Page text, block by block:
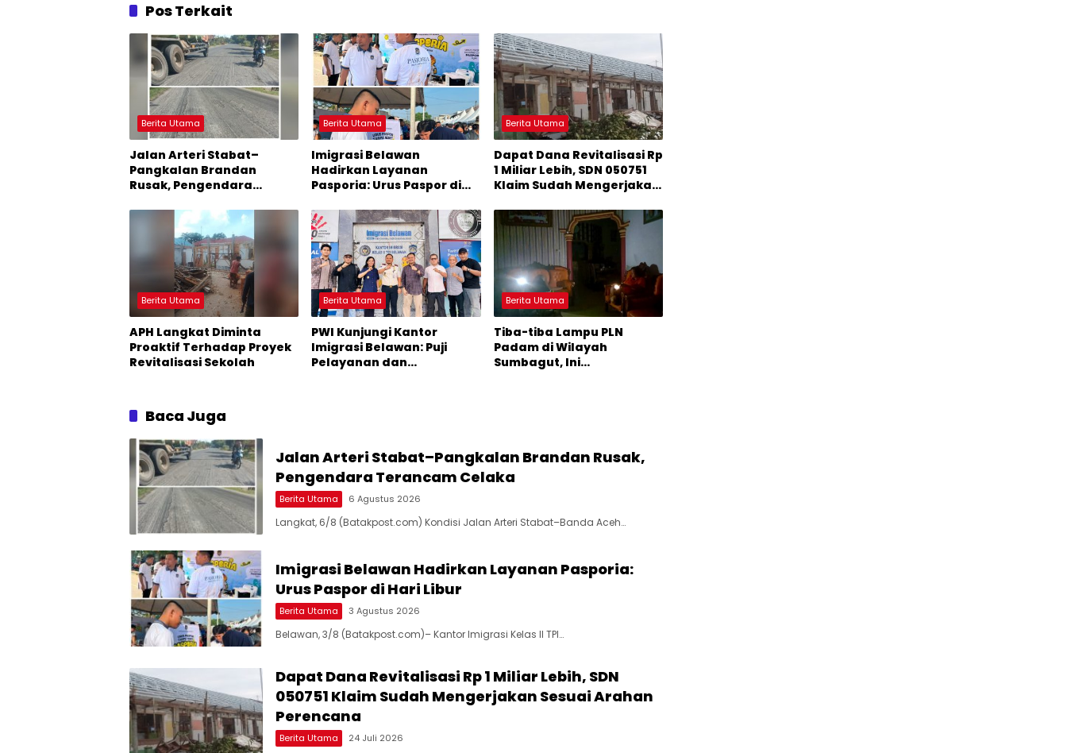
Pos Terkait
Berita Utama
Jalan Arteri Stabat–
Pangkalan Brandan
Rusak, Pengendara
Berita Utama
Imigrasi Belawan
Hadirkan Layanan
Pasporia: Urus Paspor di
Berita Utama
Dapat Dana Revitalisasi Rp
1 Miliar Lebih, SDN 050751
Klaim Sudah Mengerjakan
Berita Utama
APH Langkat Diminta
Proaktif Terhadap Proyek
Revitalisasi Sekolah
Berita Utama
PWI Kunjungi Kantor
Imigrasi Belawan: Puji
Pelayanan dan
Berita Utama
Tiba-tiba Lampu PLN
Padam di Wilayah
Sumbagut, Ini
Baca Juga
Jalan Arteri Stabat–Pangkalan Brandan Rusak,
Pengendara Terancam Celaka
Berita Utama 6 Agustus 2026
Langkat, 6/8 (Batakpost.com) Kondisi Jalan Arteri Stabat–Banda Aceh…
Imigrasi Belawan Hadirkan Layanan Pasporia:
Urus Paspor di Hari Libur
Berita Utama 3 Agustus 2026
Belawan, 3/8 (Batakpost.com)– Kantor Imigrasi Kelas II TPI…
Dapat Dana Revitalisasi Rp 1 Miliar Lebih, SDN
050751 Klaim Sudah Mengerjakan Sesuai Arahan
Perencana
Berita Utama 24 Juli 2026